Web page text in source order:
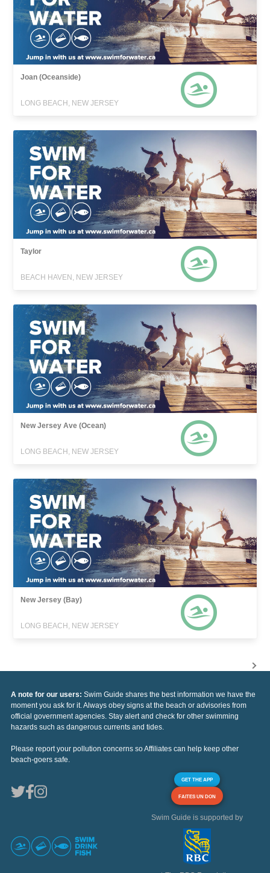
Joan (Oceanside)
LONG BEACH, NEW JERSEY
Taylor
BEACH HAVEN, NEW JERSEY
New Jersey Ave (Ocean)
LONG BEACH, NEW JERSEY
New Jersey (Bay)
LONG BEACH, NEW JERSEY
A note for our users: Swim Guide shares the best information we have the
moment you ask for it. Always obey signs at the beach or advisories from
official government agencies. Stay alert and check for other swimming
hazards such as dangerous currents and tides.
Please report your pollution concerns so Affiliates can help keep other
beach-goers safe.
GET THE APP
FAITES UN DON
Swim Guide is supported by